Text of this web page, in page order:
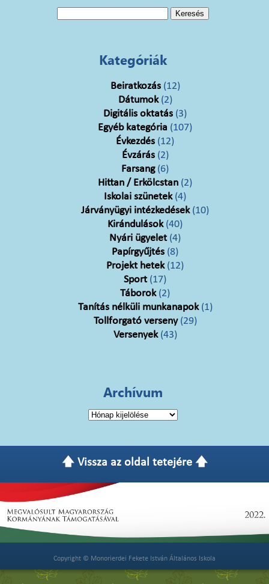
Kategóriák
Beiratkozás(12)
Dátumok(2)
Digitális oktatás (3)
Egyéb kategória (107)
Évkezdés (12)
Évzárás(2)
Farsang(6)
Hittan / Erkölcstan (2)
Iskolai szünetek(4)
Járványügyi intézkedések(10)
Kirándulások(40)
Nyári ügyelet(4)
Papírgyűjtés (8)
Projekt hetek(12)
Sport(17)
Táborok(2)
Tanítás nélküli munkanapok(1)
Tollforgató verseny(29)
Versenyek(43)
Archívum
Archívum
🡅 Vissza az oldal tetejére 🡅
Copyright © Monorierdei Fekete István Általános Iskola